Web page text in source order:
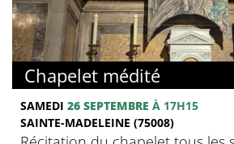
Chapelet médité
SAMEDI 26 SEPTEMBRE À 17H15
SAINTE-MADELEINE (75008)